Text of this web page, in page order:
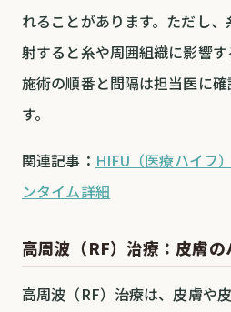
れることがあります。ただし
射すると糸や周囲組織に影響す
施術の順番と間隔は担当医に
す。
関連記事： HIFU（医療ハイフ
ンタイム詳細
高周波（RF）治療：皮膚
高周波（RF）治療は、皮膚や